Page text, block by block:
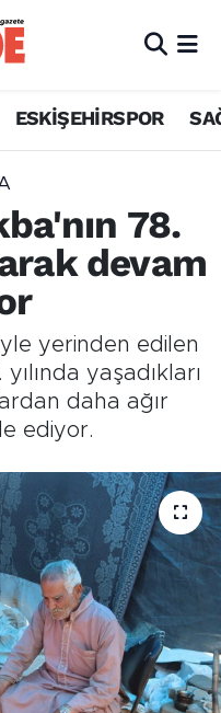
ESKİŞEHİRSPOR
78.
devam
yerinden edilen
yaşadıkları
daha ağır
ediyor.